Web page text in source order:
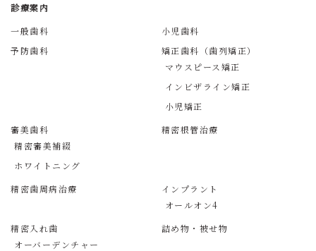
診療案内
一般歯科
小児歯科
予防歯科
矯正歯科（歯列矯正）
マウスピース矯正
インビザライン矯正
小児矯正
審美歯科
精密審美補綴
ホワイトニング
精密根管治療
精密歯周病治療
インプラント
オールオン4
精密入れ歯
オーバーデンチャー
詰め物・被せ物